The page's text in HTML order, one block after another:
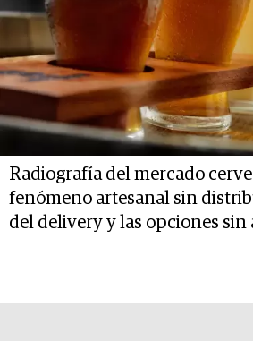
Radiografía del mercado
fenómeno artesanal sin
del delivery y las opciones sin